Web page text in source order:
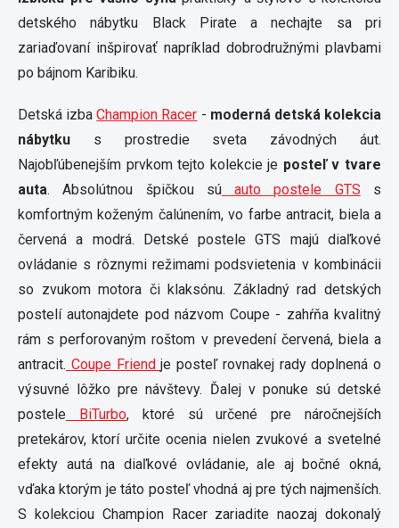
detského nábytku Black Pirate a nechajte sa pri
zariaďovaní inšpirovať napríklad dobrodružnými plavbami
po bájnom Karibiku.
Detská izbaChampion Racer - moderná detská kolekcia
nábytku s prostredie sveta závodných áut.
Najobľúbenejším prvkom tejto kolekcie je posteľ v tvare
auta. Absolútnou špičkou súauto postele GTS s
komfortným koženým čalúnením, vo farbe antracit, biela a
červená a modrá. Detské postele GTS majú diaľkové
ovládanie s rôznymi režimami podsvietenia v kombinácii
so zvukom motora či klaksónu. Základný rad detských
postelí autonajdete pod názvom Coupe - zahŕňa kvalitný
rám s perforovaným roštom v prevedení červená, biela a
antracit. Coupe Friendje posteľ rovnakej rady doplnená o
výsuvné lôžko pre návštevy. Ďalej v ponuke sú detské
postele BiTurbo, ktoré sú určené pre náročnejších
pretekárov, ktorí určite ocenia nielen zvukové a svetelné
efekty autá na diaľkové ovládanie, ale aj bočné okná,
vďaka ktorým je táto posteľ vhodná aj pre tých najmenších.
S kolekciou Champion Racer zariadite naozaj dokonalý